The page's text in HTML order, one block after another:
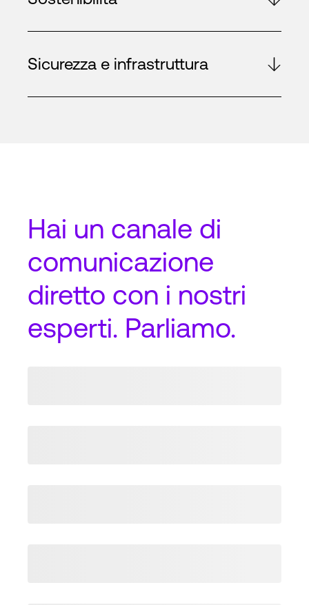
Sicurezza e infrastruttura
Hai un canale di
comunicazione
diretto con i nostri
esperti. Parliamo.